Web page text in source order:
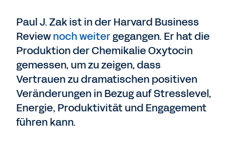
Paul J. Zak ist in der Harvard Business
Reviewnoch weitergegangen. Er hat die
Produktion der Chemikalie Oxytocin
gemessen, um zu zeigen, dass
Vertrauen zu dramatischen positiven
Veränderungen in Bezug auf Stresslevel,
Energie, Produktivität und Engagement
führen kann.